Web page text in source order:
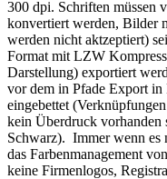
300 dpi. Schriften müssen
konvertiert werden, Bilder
werden nicht aktzeptiert)
Format mit LZW
Darstellung) exportiert
vor dem in Pfade Export in
eingebettet
kein Überdruck vorhanden
Schwarz). Immer wenn es
das Farbenmanagement
keine Firmenlogos,